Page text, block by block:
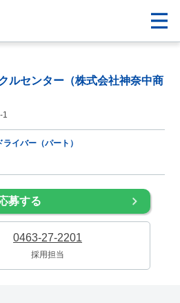
ルセンター（株式会社神奈中商
1
ライバー（パート）
募する
0463-27-2201
採用担当